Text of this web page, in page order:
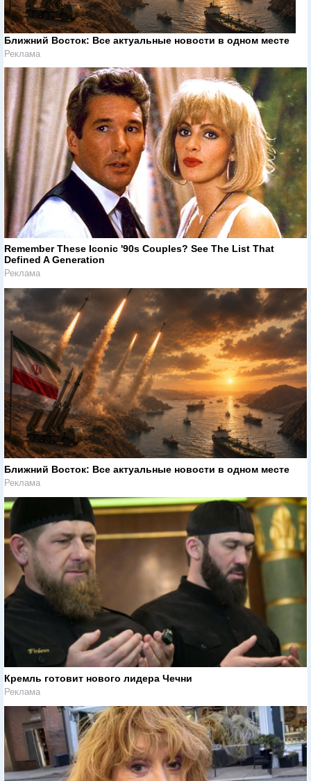
Ближний Восток: Все актуальные новости в одном месте
Реклама
Remember These Iconic '90s Couples? See The List That
Defined A Generation
Реклама
Ближний Восток: Все актуальные новости в одном месте
Реклама
Кремль готовит нового лидера Чечни
Реклама